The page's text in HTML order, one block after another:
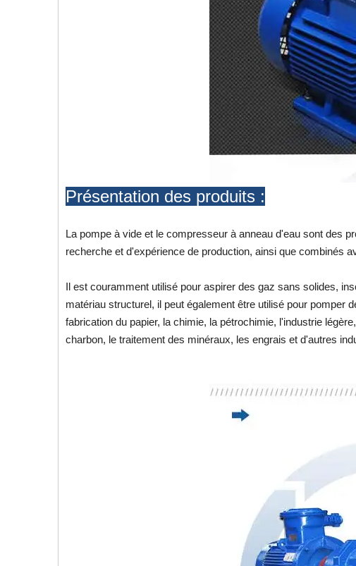
Présentation des produits :
La pompe à vide et le compresseur à anneau d'eau sont des
recherche et d'expérience de production, ainsi que combinés
Il est couramment utilisé pour aspirer des gaz sans solides,
matériau structurel, il peut également être utilisé pour pomper
fabrication du papier, la chimie, la pétrochimie, l'industrie
charbon, le traitement des minéraux, les engrais et d'autres